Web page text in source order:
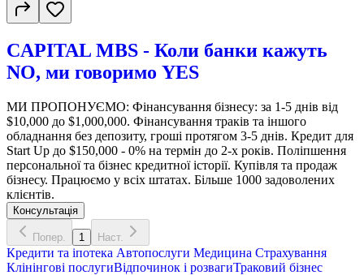
CAPITAL MBS - Коли банки кажуть
NO, ми говоримо YES
МИ ПРОПОНУЄМО: Фінансування бізнесу: за 1-5 днів від
$10,000 до $1,000,000. Фінансування траків та іншого
обладнання без депозиту, гроші протягом 3-5 днів. Кредит для
Start Up до $150,000 - 0% на термін до 2-х років. Поліпшення
персональної та бізнес кредитної історії. Купівля та продаж
бізнесу. Працюємо у всіх штатах. Більше 1000 задоволених
клієнтів.
Консультація
Попер. 1 Наст.
Кредити та іпотека Автопослуги Медицина Страхування
Клінінгові послугиВідпочинок і розвагиТраковий бізнес